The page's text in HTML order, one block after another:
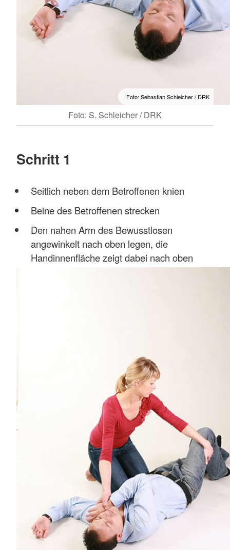
Foto: Sebastian Schleicher / DRK
Foto: S. Schleicher / DRK
Schritt 1
Seitlich neben dem Betroffenen knien
Beine des Betroffenen strecken
Den nahen Arm des Bewusstlosen
angewinkelt nach oben legen, die
Handinnenfläche zeigt dabei nach oben